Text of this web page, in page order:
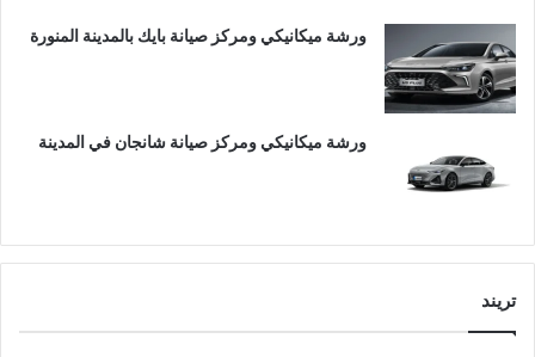
ورشة ميكانيكي ومركز صيانة بايك بالمدينة المنورة
ورشة ميكانيكي ومركز صيانة شانجان في المدينة
تريند